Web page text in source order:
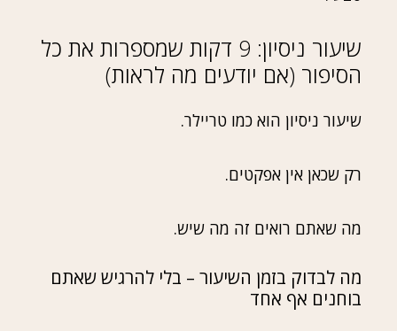
שיעור ניסיון: 9 דקות שמספרות את כל
הסיפור (אם יודעים מה לראות)
שיעור ניסיון הוא כמו טריילר.
רק שכאן אין אפקטים.
מה שאתם רואים זה מה שיש.
מה לבדוק בזמן השיעור – בלי להרגיש שאתם
בוחנים אף אחד